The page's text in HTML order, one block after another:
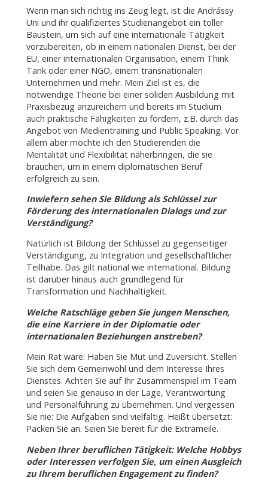
Wenn man sich richtig ins Zeug legt, ist die Andrássy
Uni und ihr qualifiziertes Studienangebot ein toller
Baustein, um sich auf eine internationale Tätigkeit
vorzubereiten, ob in einem nationalen Dienst, bei der
EU, einer internationalen Organisation, einem Think
Tank oder einer NGO, einem transnationalen
Unternehmen und mehr. Mein Ziel ist es, die
notwendige Theorie bei einer soliden Ausbildung mit
Praxisbezug anzureichern und bereits im Studium
auch praktische Fähigkeiten zu fördern, z.B. durch das
Angebot von Medientraining und Public Speaking. Vor
allem aber möchte ich den Studierenden die
Mentalität und Flexibilität näherbringen, die sie
brauchen, um in einem diplomatischen Beruf
erfolgreich zu sein.
Inwiefern sehen Sie Bildung als Schlüssel zur
Förderung des internationalen Dialogs und zur
Verständigung?
Natürlich ist Bildung der Schlüssel zu gegenseitiger
Verständigung, zu Integration und gesellschaftlicher
Teilhabe. Das gilt national wie international. Bildung
ist darüber hinaus auch grundlegend für
Transformation und Nachhaltigkeit.
Welche Ratschläge geben Sie jungen Menschen,
die eine Karriere in der Diplomatie oder
internationalen Beziehungen anstreben?
Mein Rat wäre: Haben Sie Mut und Zuversicht. Stellen
Sie sich dem Gemeinwohl und dem Interesse Ihres
Dienstes. Achten Sie auf Ihr Zusammenspiel im Team
und seien Sie genauso in der Lage, Verantwortung
und Personalführung zu übernehmen. Und vergessen
Sie nie: Die Aufgaben sind vielfältig. Heißt übersetzt:
Packen Sie an. Seien Sie bereit für die Extrameile.
Neben Ihrer beruflichen Tätigkeit: Welche Hobbys
oder Interessen verfolgen Sie, um einen Ausgleich
zu Ihrem beruflichen Engagement zu finden?